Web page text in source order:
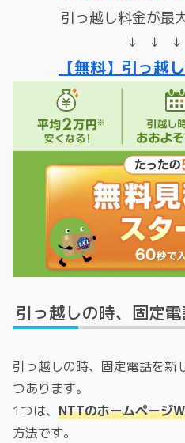
引っ越し料金が最
↓ ↓
【無料】引っ越
引っ越しの時、固定
引っ越しの時、固定電話を新
つあります。
1つは、 NTTのホームページ
方法です。